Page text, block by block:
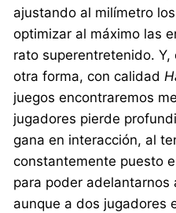
ajustando al milímetro
optimizar al máximo las
rato superentretenido.
otra forma, con calidad
juegos encontraremos
jugadores pierde
gana en interacción, al
constantemente puesto
para poder adelantarnos
aunque a dos jugadores